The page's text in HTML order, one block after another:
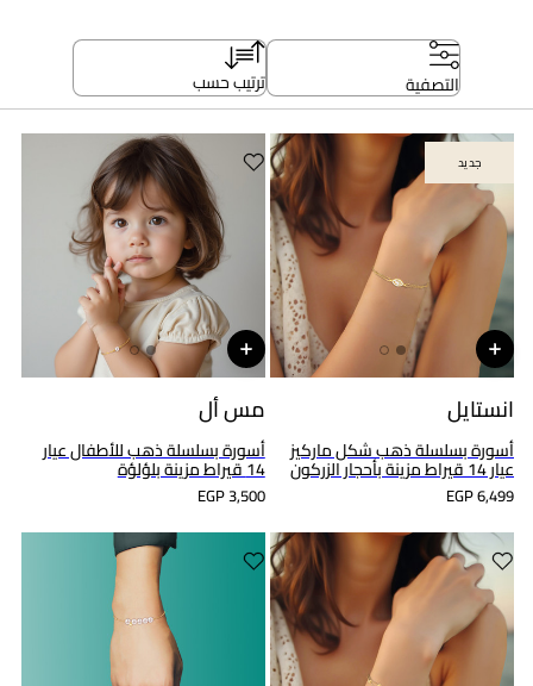
التصفية ترتيب حسب
جديد
جديد
انستايل
أسورة بسلسلة ذهب شكل ماركيز
عيار 14 قيراط مزينة بأحجار الزركون
EGP 6,499
مس أل
أسورة بسلسلة ذهب للأطفال عيار
14 قيراط مزينة بلؤلؤة
EGP 3,500